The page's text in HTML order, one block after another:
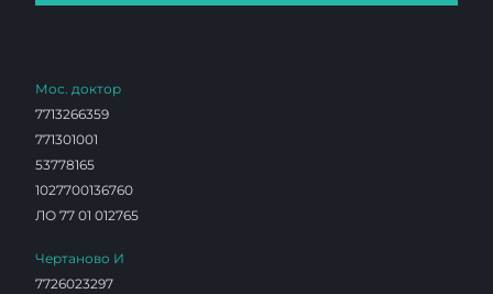
Мос. доктор
7713266359
771301001
53778165
1027700136760
ЛО 77 01 012765
Чертаново И
7726023297